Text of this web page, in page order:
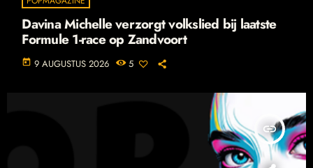
Davina Michelle verzorgt volkslied bij laatste
Formule 1-race op Zandvoort
today 9 AUGUSTUS 2026 5
insert_link